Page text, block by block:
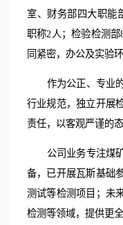
室、财务部四大职能
职称2人；检验检测
同紧密，办公及实验环
作为公正、专业
行业规范，独立开展
责任，以客观严谨的
公司业务专注煤
备，已开展瓦斯基础
测试等检测项目；未
检测等领域，提供更